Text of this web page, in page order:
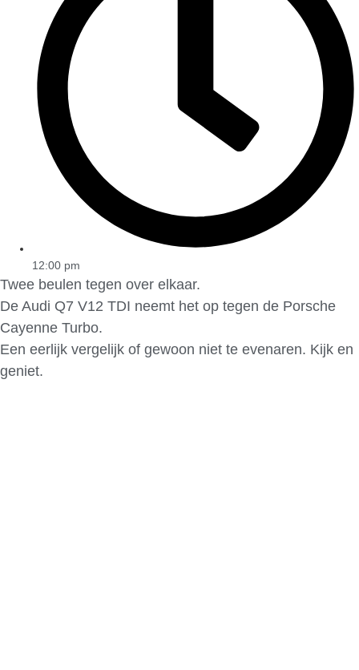
12:00 pm
Twee beulen tegen over elkaar.
De Audi Q7 V12 TDI neemt het op tegen de Porsche
Cayenne Turbo.
Een eerlijk vergelijk of gewoon niet te evenaren. Kijk en
geniet.